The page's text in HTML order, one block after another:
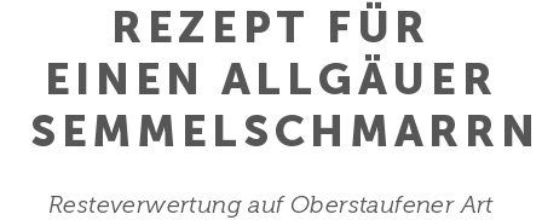
REZEPT FÜR
EINEN ALLGÄUER
SEMMELSCHMARRN
Resteverwertung auf Oberstaufener Art